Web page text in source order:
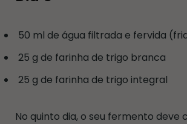
50 ml de água filtrada e fervida
25 g de farinha de trigo branca
25 g de farinha de trigo integral
No quinto dia, o seu fermento deve